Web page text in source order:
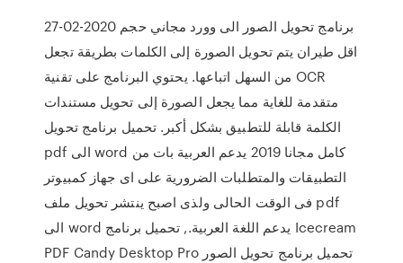
27-02-2020 برنامج تحويل الصور الى وورد مجاني حجم
اقل طيران يتم تحويل الصورة إلى الكلمات بطريقة تجعل
من السهل اتباعها. يحتوي البرنامج على تقنية OCR
متقدمة للغاية مما يجعل الصورة إلى تحويل مستندات
الكلمة قابلة للتطبيق بشكل أكبر. تحميل برنامج تحويل
pdf الى word كامل مجانا 2019 يدعم العربية بات من
التطبيقات والمتطلبات الضرورية على اى جهاز كمبيوتر
فى الوقت الحالى ولذى اصبح ينتشر تحويل ملف pdf
الى word يدعم اللغة العربية., تحميل برنامج Icecream
PDF Candy Desktop Pro تحميل برنامج تحويل الصور